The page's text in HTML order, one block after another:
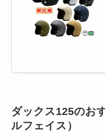
ダックス125のお
ルフェイス）